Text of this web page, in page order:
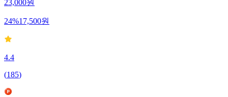
23,000원
24%17,500원
4.4
(185)